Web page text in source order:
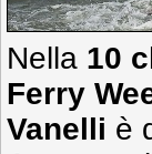
Nella 10
Ferry
Vanelli è